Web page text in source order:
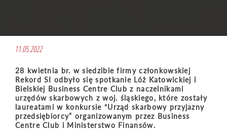
11.05.2022
28 kwietnia br. w siedzibie firmy członkowskiej
Rekord SI odbyło się spotkanie Lóż Katowickiej i
Bielskiej Business Centre Club z naczelnikami
urzędów skarbowych z woj. śląskiego, które zostały
laureatami w konkursie “Urząd skarbowy przyjazny
przedsiębiorcy” organizowanym przez Business
Centre Club i Ministerstwo Finansów.